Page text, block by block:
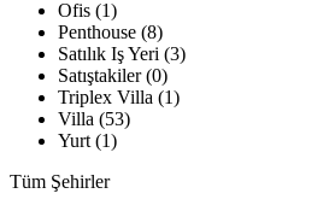
Ofis (1)
Penthouse (8)
Satılık Iş Yeri (3)
Satıştakiler (0)
Triplex Villa (1)
Villa (53)
Yurt (1)
Tüm Şehirler